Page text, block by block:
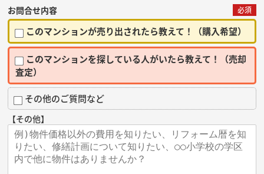
お問合せ内容 必須
このマンションが売り出されたら教えて！（購入希望）
このマンションを探している人がいたら教えて！（売却
査定）
その他のご質問など
【その他】